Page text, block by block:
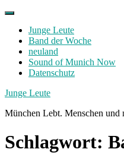
Skip
contentJunge Leute
Band der Woche
neuland
Sound of Munich Now
Datenschutz
Facebook
Twitter
Instagram
Junge Leute
München Lebt. Menschen und
Schlagwort: